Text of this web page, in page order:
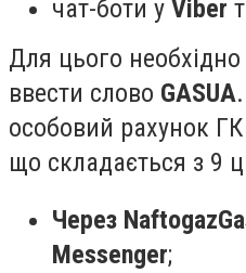
чат-боти у Viber
Для цього необхідно
ввести слово GASUA
особовий рахунок
що складається з 9
Через
Messenger;